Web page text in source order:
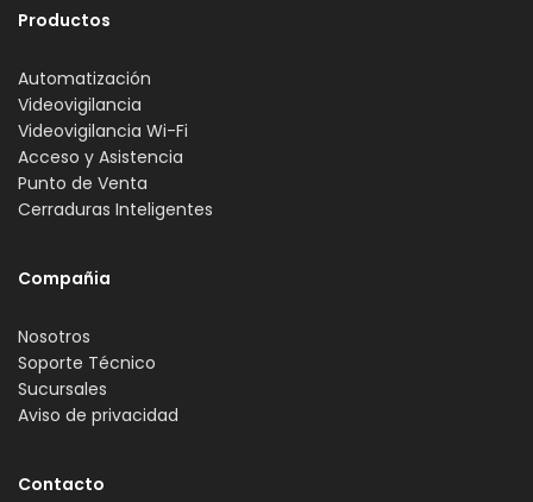
Productos
Automatización
Videovigilancia
Videovigilancia Wi-Fi
Acceso y Asistencia
Punto de Venta
Cerraduras Inteligentes
Compañia
Nosotros
Soporte Técnico
Sucursales
Aviso de privacidad
Contacto